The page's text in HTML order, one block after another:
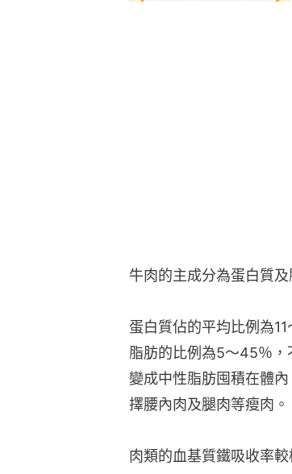
牛肉的主成分為蛋白質
蛋白質佔的平均比例為
脂肪的比例為5〜45％，
變成中性脂肪囤積在體
擇腰內肉及腿肉等瘦肉。
肉類的血基質鐵吸收率